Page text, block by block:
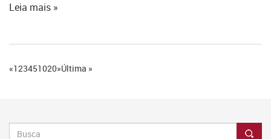
Leia mais »
«123451020»Última »